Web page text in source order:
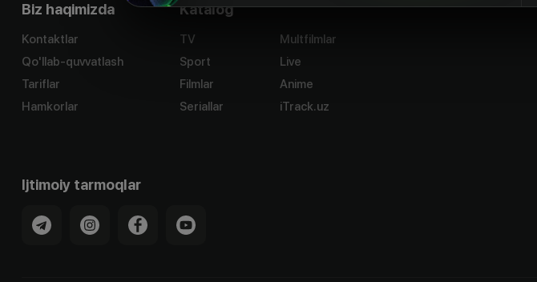
Biz haqimizda
Kontaktlar
Qo'llab-quvvatlash
Tariflar
Hamkorlar
Katalog
TV
Sport
Filmlar
Seriallar
Multfilmlar
Live
Anime
iTrack.uz
Ijtimoiy tarmoqlar